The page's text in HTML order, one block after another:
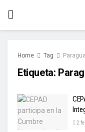
Home Tag
Etiqueta:
2